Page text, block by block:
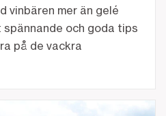
vinbären mer än gelé
och goda tips
på de vackra
att besöka i sommar